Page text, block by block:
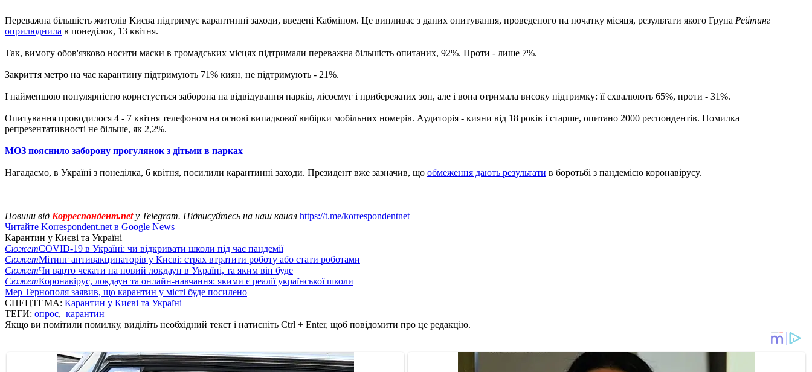
Переважна більшість жителів Києва підтримує карантинні заходи, введені Кабміном. Це випливає з даних опитування, проведеного на початку місяця, результати якого Група Рейтинг
оприлюднила в понеділок, 13 квітня.
Так, вимогу обов'язково носити маски в громадських місцях підтримали переважна більшість опитаних, 92%. Проти - лише 7%.
Закриття метро на час карантину підтримують 71% киян, не підтримують - 21%.
І найменшою популярністю користується заборона на відвідування парків, лісосмуг і прибережних зон, але і вона отримала високу підтримку: її схвалюють 65%, проти - 31%.
Опитування проводилося 4 - 7 квітня телефоном на основі випадкової вибірки мобільних номерів. Аудиторія - кияни від 18 років і старше, опитано 2000 респондентів. Помилка
репрезентативності не більше, як 2,2%.
МОЗ пояснило заборону прогулянок з дітьми в парках
Нагадаємо, в Україні з понеділка, 6 квітня, посилили карантинні заходи. Президент вже зазначив, що обмеження дають результати в боротьбі з пандемією коронавірусу.
Новини від Корреспондент.net у Telegram. Підписуйтесь на наш канал https://t.me/korrespondentnet
Читайте Korrespondent.net в Google News
Карантин у Києві та Україні
СюжетCOVID-19 в Україні: чи відкривати школи під час пандемії
СюжетМітинг антивакцинаторів у Києві: страх втратити роботу або стати роботами
СюжетЧи варто чекати на новий локдаун в Україні, та яким він буде
СюжетКоронавірус, локдаун та онлайн-навчання: якими є реалії української школи
Мер Тернополя заявив, що карантин у місті буде посилено
СПЕЦТЕМА: Карантин у Києві та Україні
ТЕГИ: опрос, карантин
Якщо ви помітили помилку, виділіть необхідний текст і натисніть Ctrl + Enter, щоб повідомити про це редакцію.